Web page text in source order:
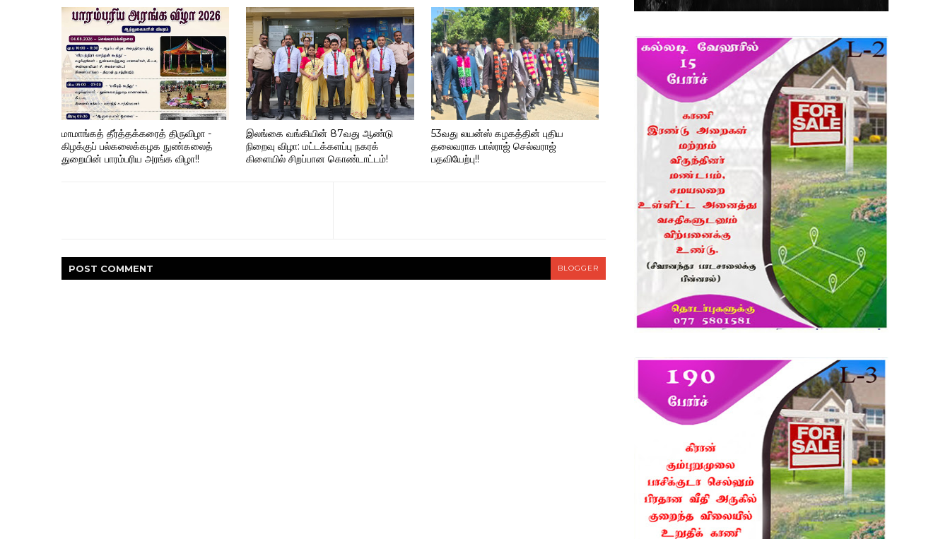
மாமாங்கத் தீர்த்தக்கரைத் திருவிழா -
கிழக்குப் பல்கலைக்கழக நுண்கலைத்
துறையின் பாரம்பரிய அரங்க விழா!!
இலங்கை வங்கியின் 87வது ஆண்டு
நிறைவு விழா: மட்டக்களப்பு நகரக்
கிளையில் சிறப்பான கொண்டாட்டம்!
53வது லயன்ஸ் கழகத்தின் புதிய
தலைவராக பால்ராஜ் செல்வராஜ்
பதவியேற்பு!!
POST COMMENT BLOGGER